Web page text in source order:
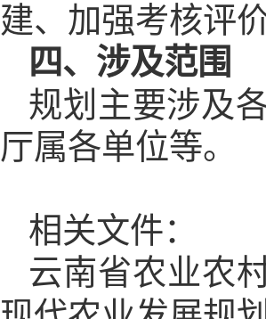
建、加强考核评
四、涉及范围
规划主要涉及
厅属各单位等。
相关文件：
云南省农业农